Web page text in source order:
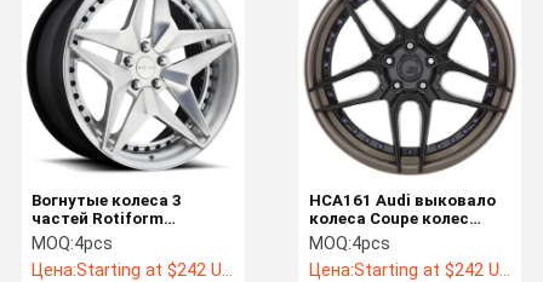
HCA161 Audi выковало
колеса Coupe колес
6061-T6 Audi RS5
MOQ:4pcs
Цена:Starting at $242 US Dollars ea
Вогнутые колеса 3
частей Rotiform
выковали AVV 18
дюймов к 26 дюймов
MOQ:4pcs
Цена:Starting at $242 US Dollars ea